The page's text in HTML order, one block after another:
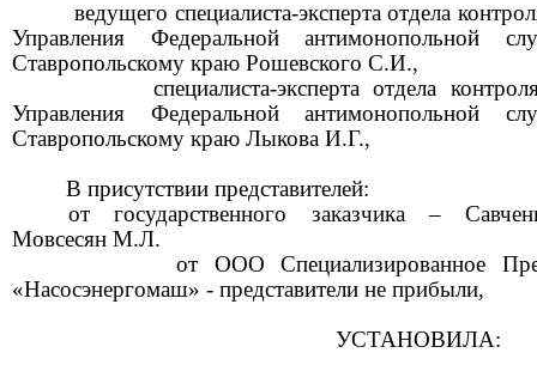
ведущего специалиста-эксперта отдела
Управления Федеральной антимонопольной
Ставропольскому краю Рошевского С.И.,
специалиста-эксперта отдела контроля
Управления Федеральной антимонопольной
Ставропольскому краю Лыкова И.Г.,
В присутствии представителей:
отгосударственного заказчика–
Мовсесян М.Л.
от ООО Специализированное
«Насосэнергомаш» - представители не прибыли,
УСТАНОВИЛА: